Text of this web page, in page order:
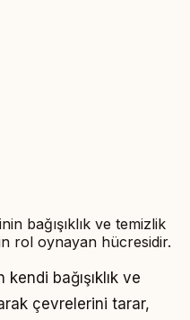
bağışıklık ve temizlik
rol oynayan hücresidir.
bağışıklık ve
çevrelerini tarar,